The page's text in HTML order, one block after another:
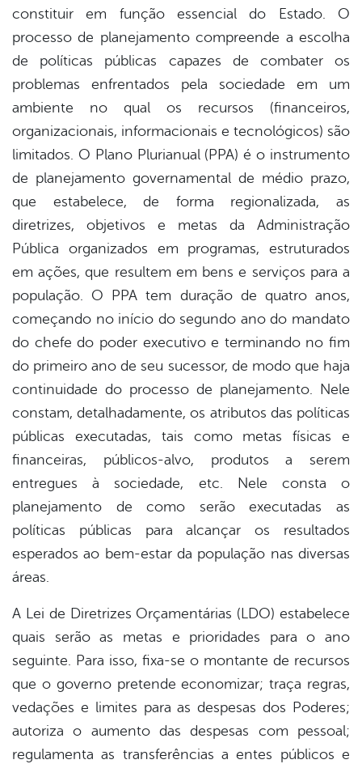
constituir em função essencial do Estado. O
processo de planejamento compreende a escolha
de políticas públicas capazes de combater os
problemas enfrentados pela sociedade em um
ambiente no qual os recursos (financeiros,
organizacionais, informacionais e tecnológicos) são
limitados. O Plano Plurianual (PPA) é o instrumento
de planejamento governamental de médio prazo,
que estabelece, de forma regionalizada, as
diretrizes, objetivos e metas da Administração
Pública organizados em programas, estruturados
em ações, que resultem em bens e serviços para a
população. O PPA tem duração de quatro anos,
começando no início do segundo ano do mandato
do chefe do poder executivo e terminando no fim
do primeiro ano de seu sucessor, de modo que haja
continuidade do processo de planejamento. Nele
constam, detalhadamente, os atributos das políticas
públicas executadas, tais como metas físicas e
financeiras, públicos-alvo, produtos a serem
entregues à sociedade, etc. Nele consta o
planejamento de como serão executadas as
políticas públicas para alcançar os resultados
esperados ao bem-estar da população nas diversas
áreas.
A Lei de Diretrizes Orçamentárias (LDO) estabelece
quais serão as metas e prioridades para o ano
seguinte. Para isso, fixa-se o montante de recursos
que o governo pretende economizar; traça regras,
vedações e limites para as despesas dos Poderes;
autoriza o aumento das despesas com pessoal;
regulamenta as transferências a entes públicos e